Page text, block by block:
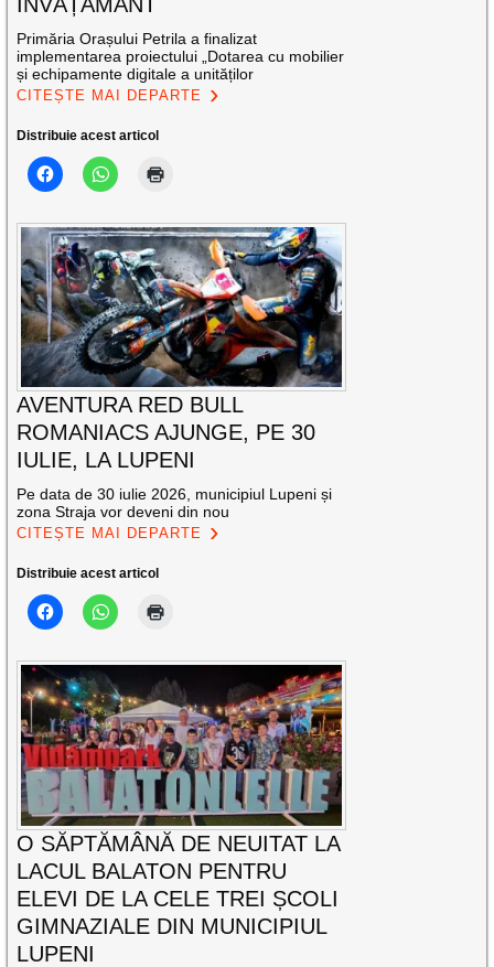
Primăria Orașului Petrila a finalizat
implementarea proiectului „Dotarea cu mobilier
și echipamente digitale a unităților
CITEȘTE MAI DEPARTE
Distribuie acest articol
AVENTURA RED BULL
ROMANIACS AJUNGE, PE 30
IULIE, LA LUPENI
Pe data de 30 iulie 2026, municipiul Lupeni și
zona Straja vor deveni din nou
CITEȘTE MAI DEPARTE
Distribuie acest articol
O SĂPTĂMÂNĂ DE NEUITAT LA
LACUL BALATON PENTRU
ELEVI DE LA CELE TREI ȘCOLI
GIMNAZIALE DIN MUNICIPIUL
LUPENI